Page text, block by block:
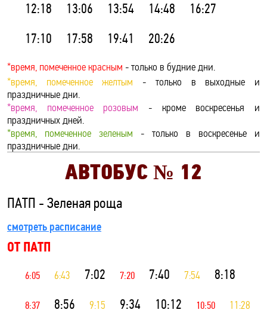
12:18
13:06 13:54 14:48
16:27
17:10
17:58 19:41 20:26
*время, помеченное красным - только в будние дни.
*время, помеченное желтым - только в выходные и
праздничные дни.
*время, помеченное розовым - кроме воскресенья и
праздничных дней.
*время, помеченное зеленым - только в воскресенье и
праздничные дни.
АВТОБУС № 12
ПАТП - Зеленая роща
смотреть расписание
ОТ ПАТП
6:05 6:43 7:02 7:20 7:40 7:54 8:18
8:37 8:56 9:15 9:34 10:12 10:50 11:28